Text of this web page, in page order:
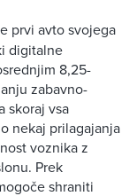
prvi avto svojega
digitalne
8,25-
zabavno-
skoraj vsa
nekaj prilagajanja
voznika z
Prek
shraniti